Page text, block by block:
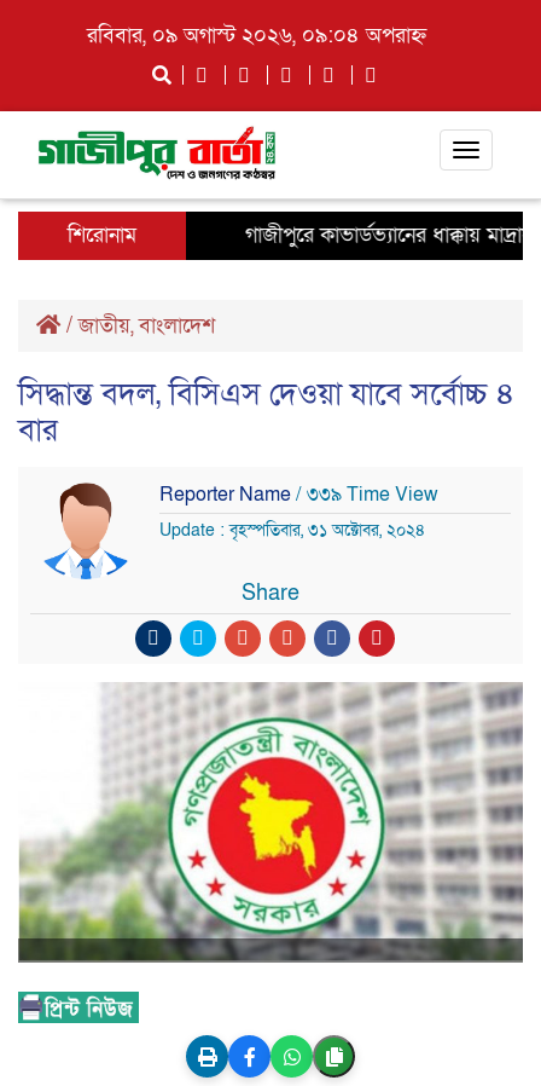
রবিবার, ০৯ অগাস্ট ২০২৬, ০৯:০৪ অপরাহ্ন
Toggle
শিরোনাম
গাজীপুরে কাভার্ডভ্যানের ধাক্কায়
/জাতীয়,বাংলাদেশ
সিদ্ধান্ত বদল, বিসিএস দেওয়া যাবে সর্বোচ্চ ৪
বার
Reporter Name/ ৩৩৯ Time View
Update : বৃহস্পতিবার, ৩১ অক্টোবর, ২০২৪
Share